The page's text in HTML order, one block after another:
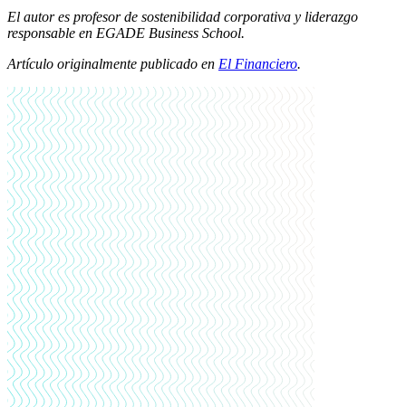
El autor es profesor de sostenibilidad corporativa y liderazgo
responsable en EGADE Business School.
Artículo originalmente publicado en El Financiero.